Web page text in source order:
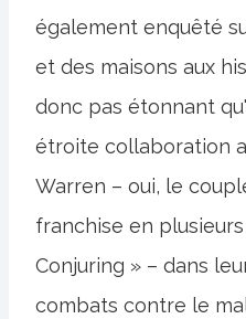
également enquêté
et des maisons aux
donc pas étonnant
étroite collaboration
Warren – oui, le
franchise en
Conjuring » – dans
combats contre le